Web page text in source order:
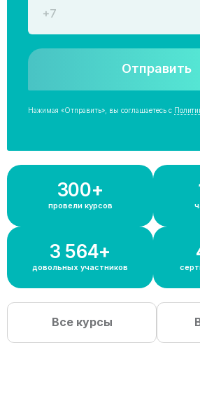
Отправить
Нажимая «Отправить», вы соглашаетесь с
300+
провели курсов
3 600+
довольных участников
Все курсы